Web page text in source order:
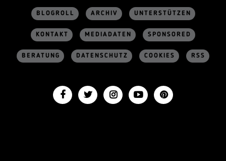
BLOGROLL ARCHIV UNTERSTÜTZEN
KONTAKT MEDIADATEN SPONSORED
BERATUNG DATENSCHUTZ COOKIES RSS